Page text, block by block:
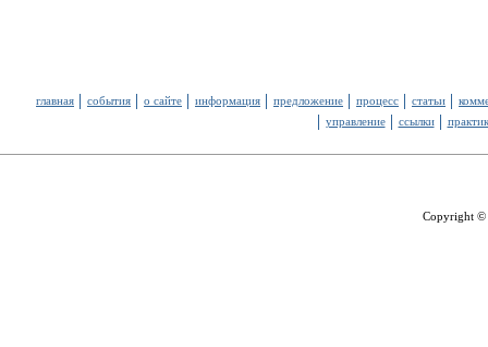
главная события о сайте информация предложение процесс статьи
управление
ссылки
Copyright ©